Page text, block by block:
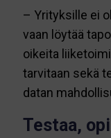
– Yrityksille ei
vaan löytää
oikeita
tarvitaan sekä
datan
Testaa,